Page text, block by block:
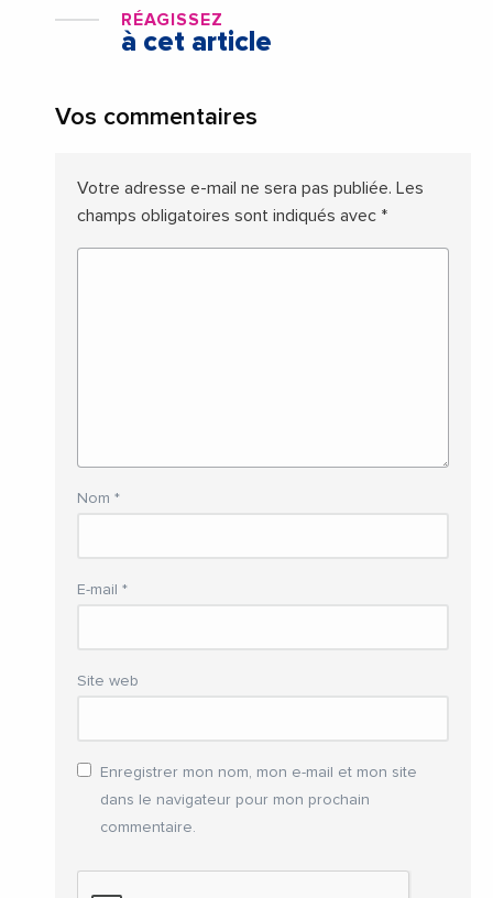
RÉAGISSEZ
à cet article
Vos commentaires
Votre adresse e-mail ne sera pas publiée. Les
champs obligatoires sont indiqués avec *
Nom *
E-mail *
Site web
Enregistrer mon nom, mon e-mail et mon site
dans le navigateur pour mon prochain
commentaire.